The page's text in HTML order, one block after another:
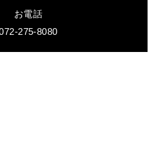
お電話
275-8080